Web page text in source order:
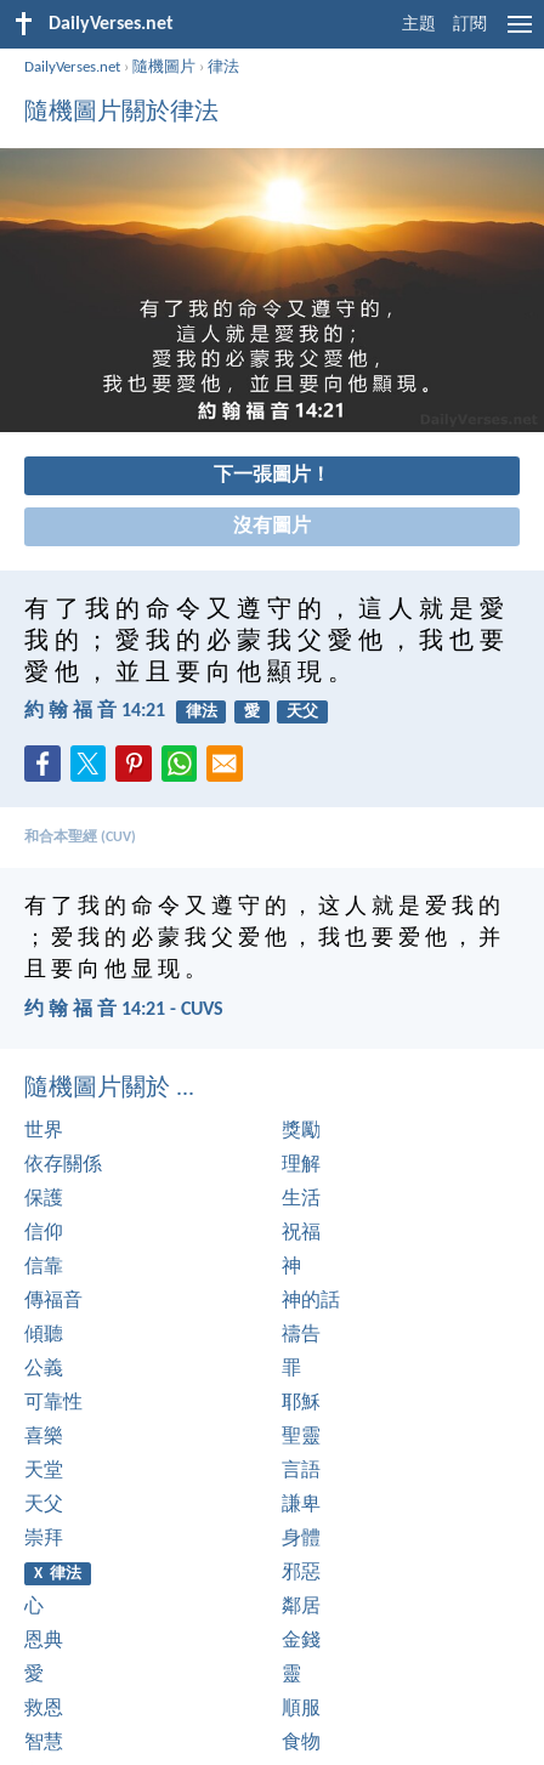
DailyVerses.net 主題 訂閱
DailyVerses.net › 隨機圖片 ›律法
隨機圖片關於律法
下一張圖片！
沒有圖片
有 了 我 的 命 令 又 遵 守 的 ， 這 人 就 是 愛
我 的 ； 愛 我 的 必 蒙 我 父 愛 他 ， 我 也 要
愛 他 ， 並 且 要 向 他 顯 現 。
約 翰 福 音 14:21 律法 愛 天父
和合本聖經 (CUV)
有 了 我 的 命 令 又 遵 守 的 ， 这 人 就 是 爱 我 的
； 爱 我 的 必 蒙 我 父 爱 他 ， 我 也 要 爱 他 ， 并
且 要 向 他 显 现 。
约 翰 福 音 14:21 - CUVS
隨機圖片關於 ...
世界
依存關係
保護
信仰
信靠
傳福音
傾聽
公義
可靠性
喜樂
天堂
天父
崇拜
X 律法
心
恩典
愛
救恩
智慧
獎勵
理解
生活
祝福
神
神的話
禱告
罪
耶穌
聖靈
言語
謙卑
身體
邪惡
鄰居
金錢
靈
順服
食物